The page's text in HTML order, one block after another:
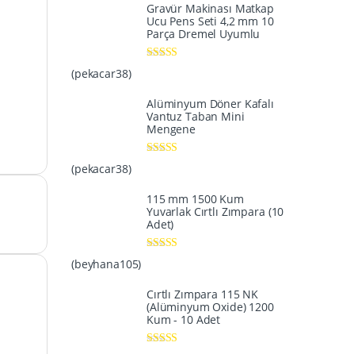
Gravür Makinası Matkap
Ucu Pens Seti 4,2 mm 10
Parça Dremel Uyumlu
(pekacar38)
Alüminyum Döner Kafalı
Vantuz Taban Mini
Mengene
(pekacar38)
115 mm 1500 Kum
Yuvarlak Cırtlı Zımpara (10
Adet)
(beyhana105)
Cırtlı Zımpara 115 NK
(Alüminyum Oxide) 1200
Kum - 10 Adet